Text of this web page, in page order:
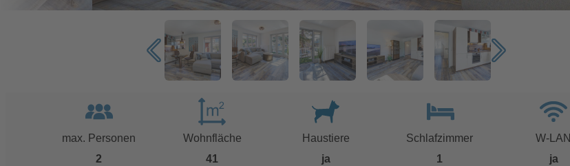
max. Personen
2
Wohnfläche
41
Haustiere
ja
Schlafzimmer
1
W-LAN
ja